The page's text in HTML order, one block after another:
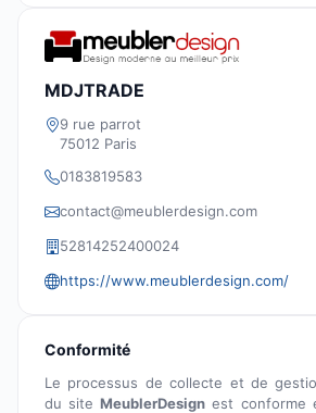
MDJTRADE
9 rue parrot
75012 Paris
0183819583
contact@meublerdesign.com
52814252400024
https://www.meublerdesign.com/
Conformité
Le processus de collecte et de
du siteMeublerDesign est conforme